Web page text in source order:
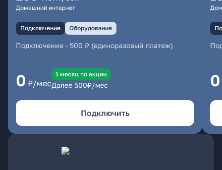
Домашний интернет
Подключение Оборудование
Подключение - 500 ₽ (единоразовый платеж)
0 ₽/мес
1 месяц по акции
Далее 500₽/мес
Подключить
0